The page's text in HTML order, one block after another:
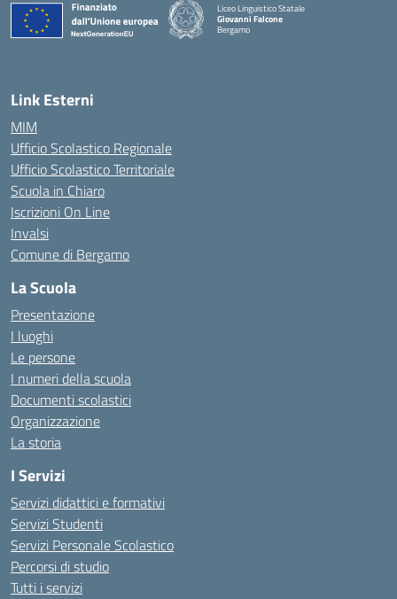
Liceo Linguistico Statale
Giovanni Falcone
Bergamo
— Visita la pagina iniziale della scuola
Link Esterni
MIM
Ufficio Scolastico Regionale
Ufficio Scolastico Territoriale
Scuola in Chiaro
Iscrizioni On Line
Invalsi
Comune di Bergamo
La Scuola
Presentazione
I luoghi
Le persone
I numeri della scuola
Documenti scolastici
Organizzazione
La storia
I Servizi
Servizi didattici e formativi
Servizi Studenti
Servizi Personale Scolastico
Percorsi di studio
Tutti i servizi